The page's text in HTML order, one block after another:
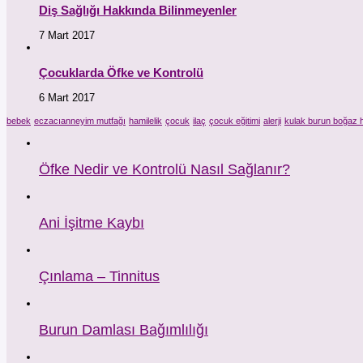
Diş Sağlığı Hakkında Bilinmeyenler
7 Mart 2017
Çocuklarda Öfke ve Kontrolü
6 Mart 2017
bebek eczacıanneyim mutfağı hamilelik çocuk ilaç çocuk eğitimi alerji kulak burun boğaz
Öfke Nedir ve Kontrolü Nasıl Sağlanır?
Ani İşitme Kaybı
Çınlama – Tinnitus
Burun Damlası Bağımlılığı